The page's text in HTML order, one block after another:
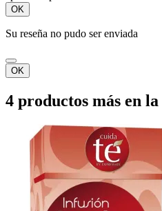
OK
Su reseña no pudo ser enviada
OK
4 productos más en